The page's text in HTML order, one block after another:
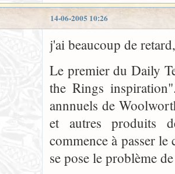
14-06-2005 10:26
j'ai beaucoup de
Le premier du Daily
the Rings
annnuels de
et autres produits
commence à passer
se pose le problème